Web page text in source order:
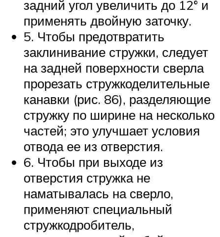
задний угол увеличить до 12° и
применять двойную заточку.
5. Чтобы предотвратить
заклинивание стружки, следует
на задней поверхности сверла
прорезать стружкоделительные
канавки (рис. 86), разделяющие
стружку по ширине на несколько
частей; это улучшает условия
отвода ее из отверстия.
6. Чтобы при выходе из
отверстия стружка не
наматывалась на сверло,
применяют специальный
стружкодробитель,